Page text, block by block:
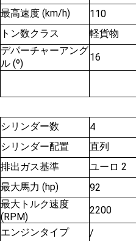
最高速度 (km/h)
110
トン数クラス
軽貨物
デパーチャーアング
ル (º)
16
シリンダー数
4
シリンダー配置
直列
排出ガス基準
ユーロ 2
最大馬力 (hp)
92
最大トルク速度
(RPM)
2200
エンジンタイプ
/